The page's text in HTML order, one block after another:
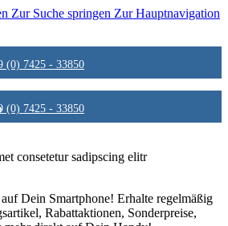
Zur Suche springen Zur Hauptnavigation
(0) 7425 - 33850
PREISEN
(0) 7425 - 33850
consetetur sadipscing elitr
Dein Smartphone! Erhalte regelmäßig
Rabattaktionen, Sonderpreise,